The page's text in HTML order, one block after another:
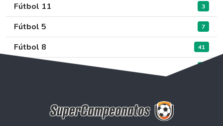
Fútbol 11 3
Fútbol 5 7
Fútbol 8 41